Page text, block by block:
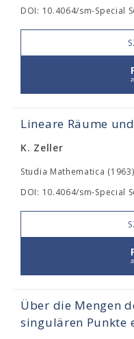
DOI: 10.4064/sm-Special
Lineare Räume
K. Zeller
Studia Mathematica
DOI: 10.4064/sm-Special
Über die Mengen
singulären